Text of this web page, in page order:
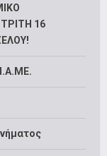
16